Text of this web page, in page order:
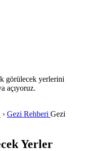
görülecek yerlerini
açıyoruz.
› Gezi Rehberi Gezi
Yerler